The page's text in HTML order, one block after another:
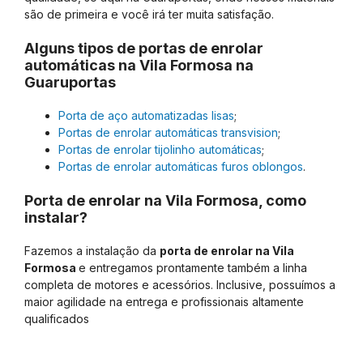
são de primeira e você irá ter muita satisfação.
Alguns tipos de portas de enrolar
automáticas na Vila Formosa na
Guaruportas
Porta de aço automatizadas lisas;
Portas de enrolar automáticas transvision;
Portas de enrolar tijolinho automáticas;
Portas de enrolar automáticas furos oblongos.
Porta de enrolar na Vila Formosa, como
instalar?
Fazemos a instalação da porta de enrolar na Vila
Formosa e entregamos prontamente também a linha
completa de motores e acessórios. Inclusive, possuímos a
maior agilidade na entrega e profissionais altamente
qualificados